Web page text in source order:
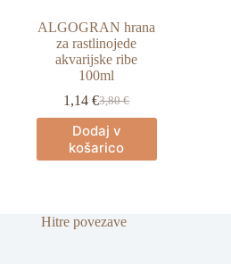
ALGOGRAN hrana
za rastlinojede
akvarijske ribe
100ml
3,80€
Izvirna
cena
je
bila:
1,14€Trenutna
cena
je:
1,14 €.
Dodaj v
košarico
Hitre povezave